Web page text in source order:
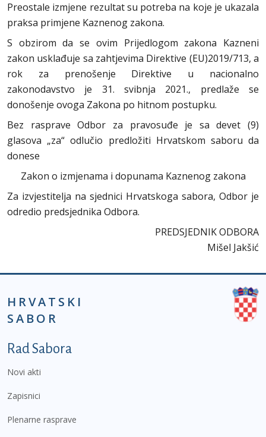
Preostale izmjene rezultat su potreba na koje je ukazala
praksa primjene Kaznenog zakona.
S obzirom da se ovim Prijedlogom zakona Kazneni
zakon usklađuje sa zahtjevima Direktive (EU)2019/713, a
rok za prenošenje Direktive u nacionalno
zakonodavstvo je 31. svibnja 2021., predlaže se
donošenje ovoga Zakona po hitnom postupku.
Bez rasprave Odbor za pravosuđe je sa devet (9)
glasova „za“ odlučio predložiti Hrvatskom saboru da
donese
Zakon o izmjenama i dopunama Kaznenog zakona
Za izvjestitelja na sjednici Hrvatskoga sabora, Odbor je
odredio predsjednika Odbora.
PREDSJEDNIK ODBORA
Mišel Jakšić
HRVATSKI
SABOR
Podnožje prvi izbornik
Rad Sabora
Novi akti
Zapisnici
Plenarne rasprave